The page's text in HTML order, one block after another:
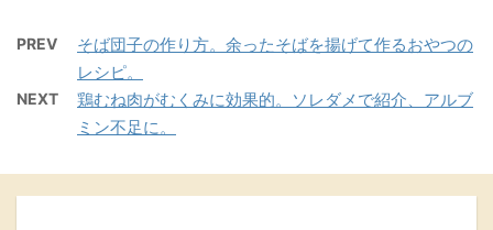
PREV
そば団子の作り方。余ったそばを揚げて作るおやつの
レシピ。
NEXT
鶏むね肉がむくみに効果的。ソレダメで紹介、アルブ
ミン不足に。